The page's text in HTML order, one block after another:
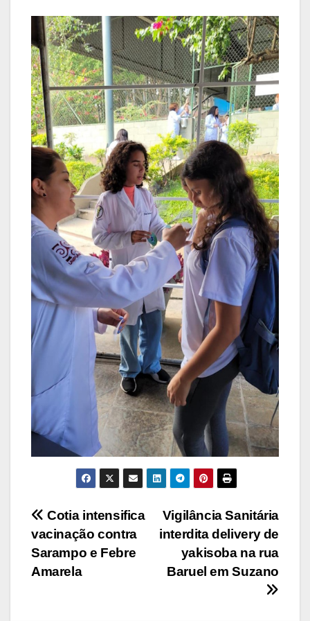
Navegação
de
Post
Vigilância Sanitária
interdita delivery de
yakisoba na rua
Baruel em Suzano
Cotia intensifica
vacinação contra
Sarampo e Febre
Amarela